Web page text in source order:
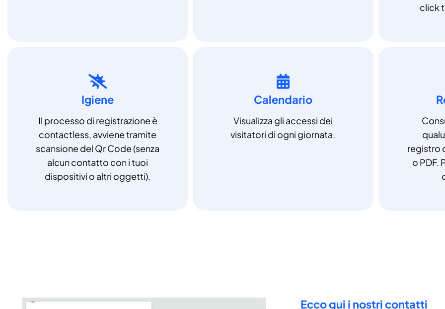
click
Igiene
Il processo di registrazione è
contactless, avviene tramite
scansione del Qr Code (senza
alcun contatto con i tuoi
dispositivi o altri oggetti).
Calendario
Visualizza gli accessi dei
visitatori di ogni giornata.
registro
o PDF.
Ecco qui i nostri contatti